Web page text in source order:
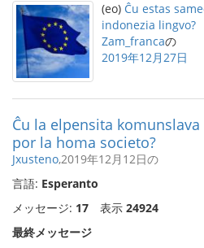
(eo) Ĉu estas
indonezia lingvo?
Zam_francaの
2019年12月27日
Ĉu la elpensita
por la homa societo?
Jxusteno,2019年12月12日の
言語: Esperanto
メッセージ: 17 表示 24924
最終メッセージ